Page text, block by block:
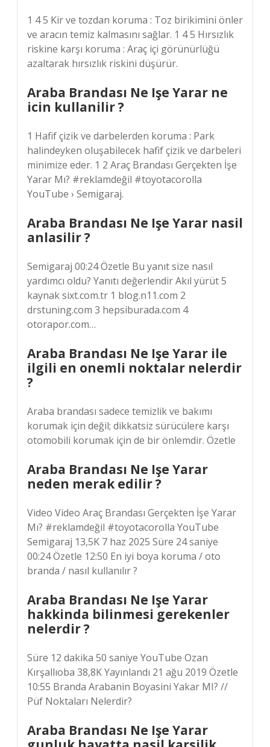
1 4 5 Kir ve tozdan koruma : Toz birikimini önler
ve aracın temiz kalmasını sağlar. 1 4 5 Hırsızlık
riskine karşı koruma : Araç içi görünürlüğü
azaltarak hırsızlık riskini düşürür.
Araba Brandası Ne Işe Yarar ne
icin kullanilir ?
1 Hafif çizik ve darbelerden koruma : Park
halindeyken oluşabilecek hafif çizik ve darbeleri
minimize eder. 1 2 Araç Brandası Gerçekten İşe
Yarar Mı? #reklamdeğil #toyotacorolla
YouTube › Semigaraj.
Araba Brandası Ne Işe Yarar nasil
anlasilir ?
Semigaraj 00:24 Özetle Bu yanıt size nasıl
yardımcı oldu? Yanıtı değerlendir Akıl yürüt 5
kaynak sixt.com.tr 1 blog.n11.com 2
drstuning.com 3 hepsiburada.com 4
otorapor.com…
Araba Brandası Ne Işe Yarar ile
ilgili en onemli noktalar nelerdir
?
Araba brandası sadece temizlik ve bakımı
korumak için değil; dikkatsiz sürücülere karşı
otomobili korumak için de bir önlemdir. Özetle
Araba Brandası Ne Işe Yarar
neden merak edilir ?
Video Video Araç Brandası Gerçekten İşe Yarar
Mı? #reklamdeğil #toyotacorolla YouTube
Semigaraj 13,5K 7 haz 2025 Süre 24 saniye
00:24 Özetle 12:50 En iyi boya koruma / oto
branda / nasıl kullanılır ?
Araba Brandası Ne Işe Yarar
hakkinda bilinmesi gerekenler
nelerdir ?
Süre 12 dakika 50 saniye YouTube Ozan
Kırşallıoba 38,8K Yayınlandı 21 ağu 2019 Özetle
10:55 Branda Arabanin Boyasini Yakar MI? //
Püf Noktaları Nelerdir?
Araba Brandası Ne Işe Yarar